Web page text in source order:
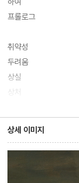
별한 우울』이라는 제
다. 그 이후 EBS [위
한 저자 린다 개스크
시금 한국 시청자들에
시지가 담긴 그의 대
우울을 말할 용기』로
내면이 느껴지는 이
프롤로그
취약성
두려움
상실
상처
외로움
신뢰
상세 이미지